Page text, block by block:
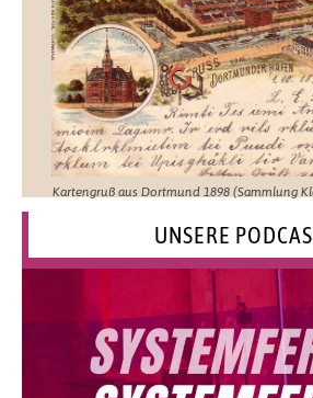
Kartengruß aus Dortmund 1898 (Sammlung
UNSERE